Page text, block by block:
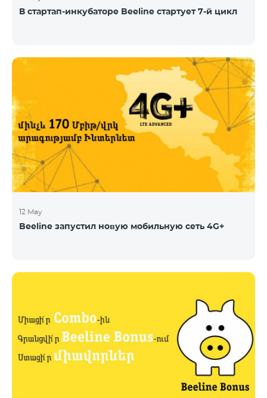
В стартап-инкубаторе Beeline стартует 7-й цикл
12 May
Beeline запустил новую мобильную сеть 4G+